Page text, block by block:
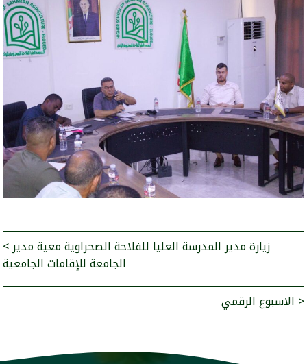
< زيارة مدير المدرسة العليا للفلاحة الصحراوية معية مدير
الجامعة للإقامات الجامعية
الاسبوع الرقمي >